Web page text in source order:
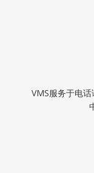
VMS服务于电